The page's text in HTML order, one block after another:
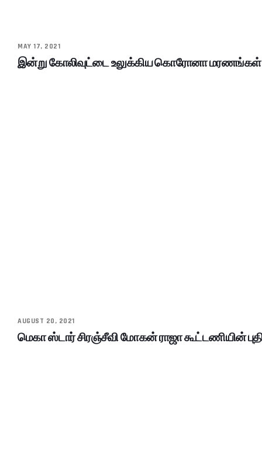
MAY 17, 2021
இன்று கோலிவுட்டை உலுக்கிய கொரோனா மரணங்கள்
AUGUST 20, 2021
மெகா ஸ்டார் சிரஞ்சீவி மோகன் ராஜா கூட்டணியின்